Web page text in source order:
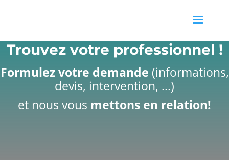
Trouvez votre professionnel !
Formulez votre demande (informations,
devis, intervention, ...)
et nous vous mettons en relation!